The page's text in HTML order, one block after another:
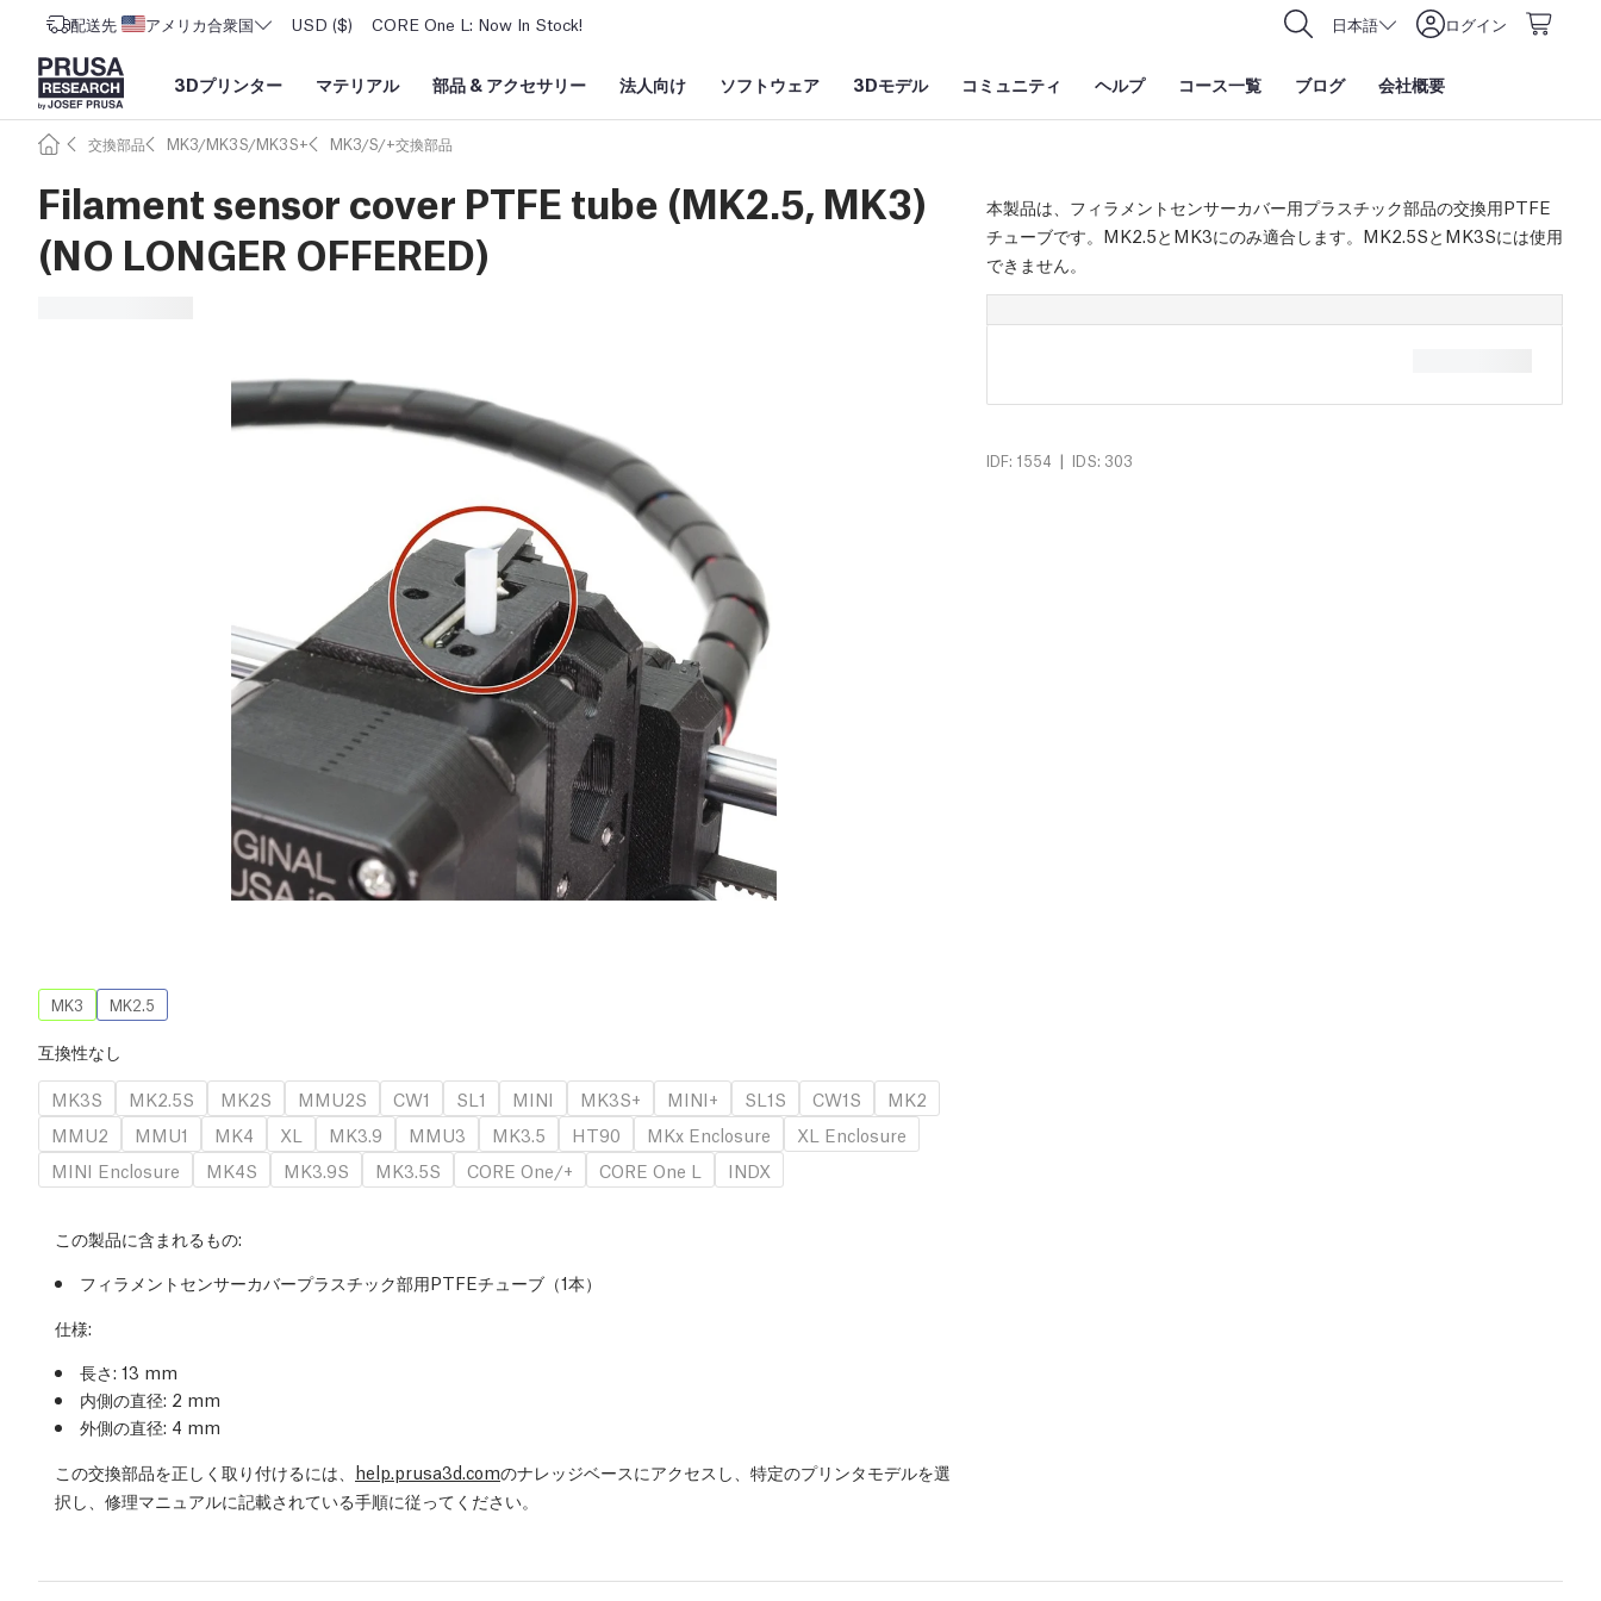
配送先 アメリカ合衆国 USD ($) CORE One L: Now In Stock! 日本語 ログイン
3Dプリンター マテリアル 部品 & アクセサリー 法人向け ソフトウェア 3Dモデル コミュニティ ヘルプ コース一覧 ブログ 会社概要
交換部品 MK3/MK3S/MK3S+ MK3/S/+交換部品
Filament sensor cover PTFE tube (MK2.5, MK3)
(NO LONGER OFFERED)
本製品は、フィラメントセンサーカバー用プラスチック部品の交換用PTFE
チューブです。MK2.5とMK3にのみ適合します。MK2.5SとMK3Sには使用
できません。
IDF: 1554 | IDS: 303
MK3 MK2.5
互換性なし
MK3S
MK2.5S MK2S MMU2S CW1 SL1 MINI MK3S+ MINI+ SL1S CW1S
MK2
MMU2
MMU1 MK4 XL MK3.9 MMU3 MK3.5 HT90 MKx Enclosure
XL Enclosure
MINI Enclosure
MK4S MK3.9S MK3.5S CORE One/+ CORE One L INDX
この製品に含まれるもの:
フィラメントセンサーカバープラスチック部用PTFEチューブ（1本）
仕様:
長さ: 13 mm
内側の直径: 2 mm
外側の直径: 4 mm
この交換部品を正しく取り付けるには、 help.prusa3d.comのナレッジベースにアクセスし、特定のプリンタモデルを選
択し、修理マニュアルに記載されている手順に従ってください。